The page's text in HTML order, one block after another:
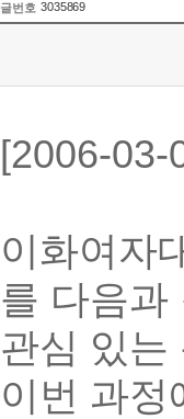
글번호 3035869
[2006-03-
이화여자
를 다음과
관심 있는
이번 과정